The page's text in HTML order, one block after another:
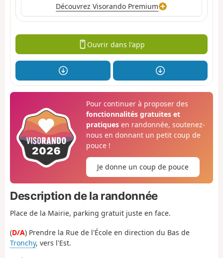
Découvrez Visorando Premium
Ouvrir dans l'app
Pour continuer à proposer des
fonctionnalités gratuites et
pratiquesen randonnée, soutenez-
nous en donnant un petit coup de
pouce !
Je donne un coup de pouce
Description de la randonnée
Place de la Mairie, parking gratuit juste en face.
(D/A) Prendre la Rue de l'École en direction du Bas de
Tronchy, vers l'Est.